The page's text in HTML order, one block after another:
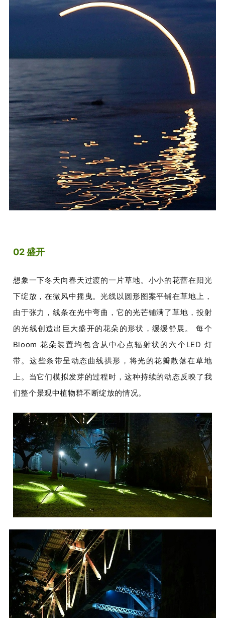
02 盛开
想象一下冬天向春天过渡的一片草地。小小的花蕾在阳光
下绽放，在微风中摇曳。光线以圆形图案平铺在草地上，
由于张力，线条在光中弯曲，它的光芒铺满了草地，投射
的光线创造出巨大盛开的花朵的形状，缓缓舒展。
每个
Bloom 花朵装置均包含从中心点辐射状的六个LED 灯
带。这些条带呈动态曲线拱形，将光的花瓣散落在草地
上。当它们模拟发芽的过程时，这种持续的动态反映了我
们整个景观中植物群不断绽放的情况。